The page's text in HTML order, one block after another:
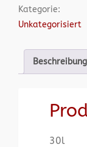
Kategorie:
Unkategorisiert
Beschreibung
30l